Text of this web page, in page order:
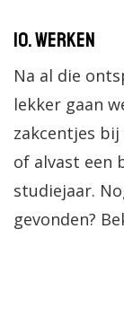
10. Werken
Na al die
lekker gaan
zakcentjes
of alvast een
studiejaar.
gevonden?